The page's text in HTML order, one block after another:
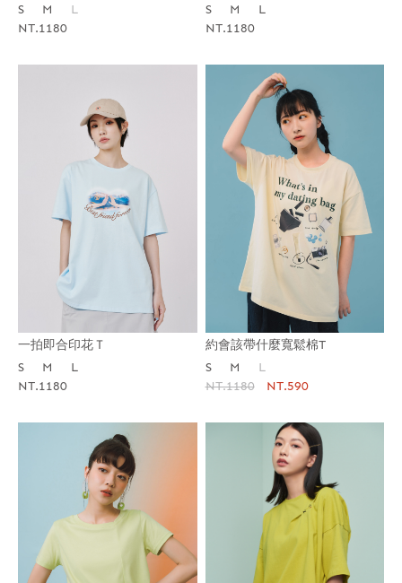
S
M
L
NT.1180
S
M
L
NT.1180
一拍即合印花Ｔ
S
M
L
NT.1180
約會該帶什麼寬鬆棉T
S
M
L
NT.1180
NT.590